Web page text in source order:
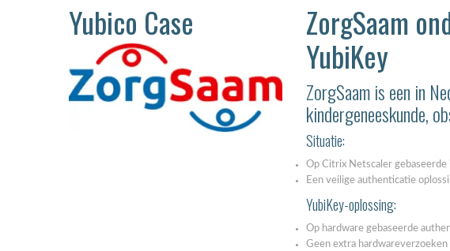
Yubico Case
ZorgSaam
YubiKey
ZorgSaam is een in
kindergeneeskunde,
Situatie:
Op Citrix Netscaler
Een veilige authenticatie
YubiKey-oplossing:
Op hardware gebaseerde
Geen extra hardwareverzoeken
toekomst
OpenAI en
strategisch